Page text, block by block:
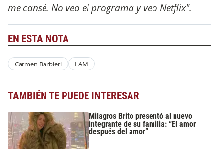
me cansé. No veo el programa y veo Netflix".
EN ESTA NOTA
Carmen Barbieri LAM
TAMBIÉN TE PUEDE INTERESAR
Milagros Brito presentó al nuevo
integrante de su familia: “El amor
después del amor”